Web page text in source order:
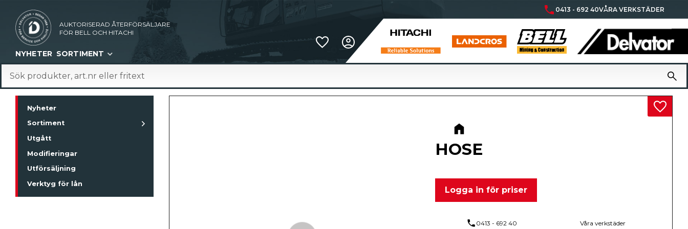
phone 0413 - 692 40VÅRA VERKSTÄDER
AUKTORISERAD ÅTERFÖRSÄLJARE
FÖR BELL OCH HITACHI
Favoriter
NYHETER SORTIMENT
HOSE
Logga in för priser
Lägg
phone 0413 - 692 40 Våra verkstäder
Nyheter
Sortiment
Utgått
Modifieringar
Utförsäljning
Verktyg för lån